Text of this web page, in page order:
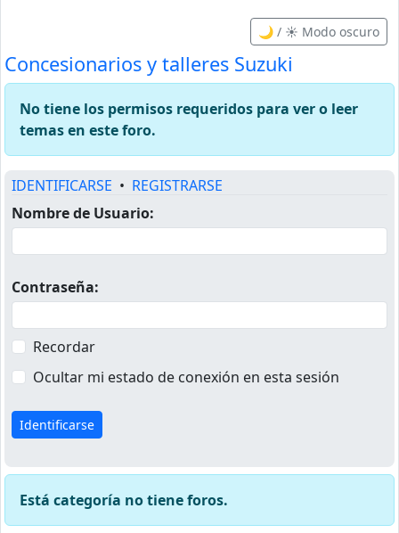
🌙 / ☀️ Modo oscuro
Concesionarios y talleres Suzuki
No tiene los permisos requeridos para ver o leer
temas en este foro.
IDENTIFICARSE • REGISTRARSE
Nombre de Usuario:
Contraseña:
Recordar
Ocultar mi estado de conexión en esta sesión
Está categoría no tiene foros.